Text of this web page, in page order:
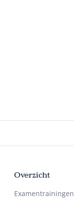
Overzicht
Examentrainingen